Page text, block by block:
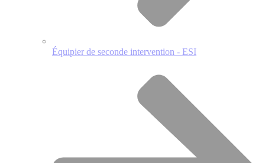
Équipier de seconde intervention - ESI